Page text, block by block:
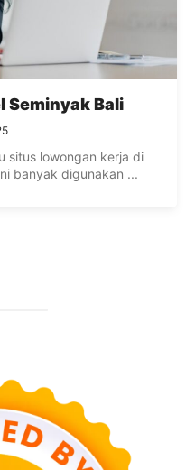
Seminyak Bali
situs lowongan kerja di
banyak digunakan ...